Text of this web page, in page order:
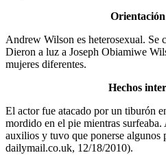
Andrew Wilson es heterosexual. Se
Dieron a luz a Joseph Obiamiwe
mujeres diferentes.
Hechos
El actor fue atacado por un tiburón
mordido en el pie mientras
auxilios y tuvo que ponerse algunos
dailymail.co.uk, 12/18/2010).